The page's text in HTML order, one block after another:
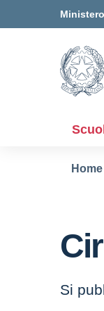
della scuola
Home
Si